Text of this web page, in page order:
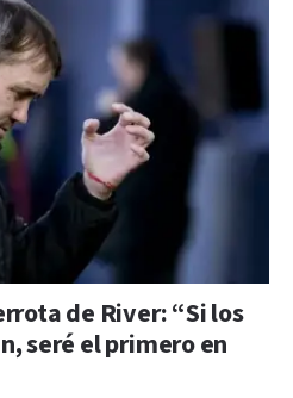
de River: “Si los
seré el primero en